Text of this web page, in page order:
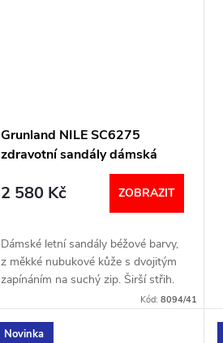
Grunland NILE SC6275
zdravotní sandály dámská
2 580 Kč ZOBRAZIT
Dámské letní sandály béžové barvy,
z měkké nubukové kůže s dvojitým
zapínáním na suchý zip. Širší střih.
Lehká podrážka. Vyjímatelná stélka.
TABULKA
Kód: 8094/41
Novinka